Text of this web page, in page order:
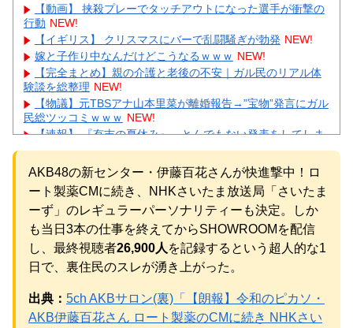
【動画】 挟殺プレーでタッチアウトになった選手が衝撃の
行動 NEW!
【イギリス】 クリスマスにバーで乱闘騒ぎが勃発 NEW!
嫁と子作り中なんだけどこうなるｗｗｗ NEW!
【完全まとめ】親の介護と老後の不安｜ガル民のリアル体
験談を総整理 NEW!
【物議】元TBSアナ山本里菜が離婚報告→”宝物”発言にガル
民総ツッコミｗｗｗ NEW!
【速報】 『有吉の夏休み』、とんでもない発表をしてしま
う！！！！！ NEW!
【画像】 北海道の1500万の中古物件、レベチｗｗｗｗｗｗ
ｗｗｗｗｗｗｗｗｗｗｗｗｗｗ NEW!
【画像】24歳の人妻さん、露天風呂で撮られるｗｗｗｗｗ
ｗｗｗｗｗｗｗｗｗｗｗｗ NEW!
【悲報】 コロナワクチン打たなかった結果・・・・ NEW!
元AKB社長、22億円申告漏れ 乃木坂46運営会社の株式を
パチンコ京楽産業に譲渡【ノース・リバー】【窪田康志】
元AKB社長、22億円申告漏れ 乃木坂46運営会社の株式を
AKB48の新センター・伊藤百花さんが快進撃中！ロ
ート製薬CMに続き、NHKさいたま放送局「さいたま
ーず」のレギュラーパーソナリティーも決定。しか
も当日3本の仕事を終えてからSHOWROOMを配信
し、最終視聴者26,900人 を記録するという超人的な1
日で、裏住民のスレが湧き上がった。
出典： 5ch AKBサロン(裏)「【朗報】令和のピカソ・
AKB伊藤百花さん ロート製薬のCMに続き NHKさい